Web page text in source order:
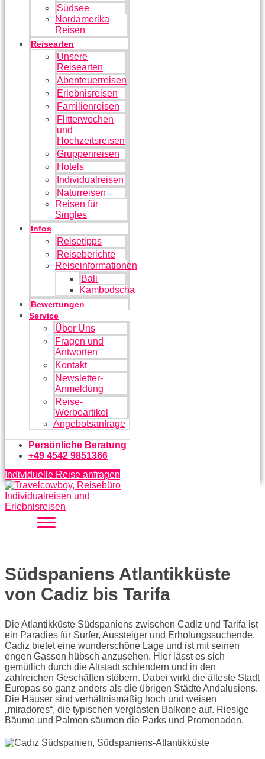
Südsee
Nordamerika
Reisen
Reisearten
Unsere
Reisearten
Abenteuerreisen
Erlebnisreisen
Familienreisen
Flitterwochen
und
Hochzeitsreisen
Gruppenreisen
Hotels
Individualreisen
Naturreisen
Reisen für
Singles
Infos
Reisetipps
Reiseberichte
Reiseinformationen
Bali
Kambodscha
Bewertungen
Service
Über Uns
Fragen und
Antworten
Kontakt
Newsletter-
Anmeldung
Reise-
Werbeartikel
Angebotsanfrage
Persönliche Beratung
+49 4542 9851366
Individuelle Reise anfragen
Südspaniens Atlantikküste
von Cadiz bis Tarifa
Die Atlantikküste Südspaniens zwischen Cadiz und Tarifa ist
ein Paradies für Surfer, Aussteiger und Erholungssuchende.
Cadiz bietet eine wunderschöne Lage und ist mit seinen
engen Gassen hübsch anzusehen. Hier lässt es sich
gemütlich durch die Altstadt schlendern und in den
zahlreichen Geschäften stöbern. Dabei wirkt die älteste Stadt
Europas so ganz anders als die übrigen Städte Andalusiens.
Die Häuser sind verhältnismäßig hoch und weisen
„miradores“, die typischen verglasten Balkone auf. Riesige
Bäume und Palmen säumen die Parks und Promenaden.